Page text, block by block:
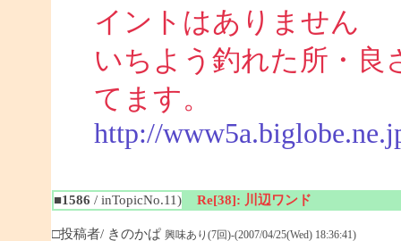
イントはありません
いちよう釣れた所・良
てます。
http://
■1586 / inTopicNo.11) Re[38]: 川辺ワンド
□投稿者/ きのかぱ 興味あり(7回)-(2007/04/25(Wed) 18:36:41)